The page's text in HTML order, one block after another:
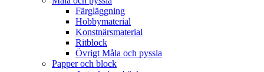
Färgläggning
Hobbymaterial
Konstnärsmaterial
Ritblock
Övrigt Måla och pyssla
Papper och block